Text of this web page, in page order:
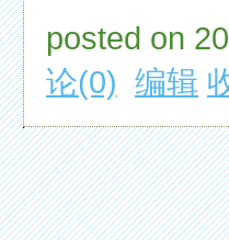
posted on
论(0) 编辑